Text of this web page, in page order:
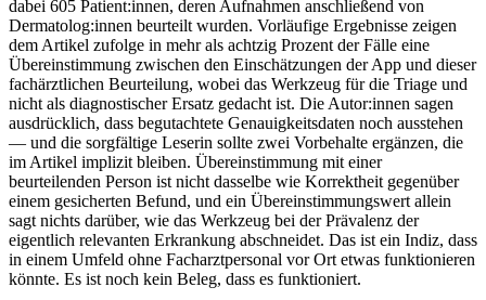
dabei 605 Patient:innen, deren Aufnahmen anschließend von
Dermatolog:innen beurteilt wurden. Vorläufige Ergebnisse zeigen
dem Artikel zufolge in mehr als achtzig Prozent der Fälle eine
Übereinstimmung zwischen den Einschätzungen der App und dieser
fachärztlichen Beurteilung, wobei das Werkzeug für die Triage und
nicht als diagnostischer Ersatz gedacht ist. Die Autor:innen sagen
ausdrücklich, dass begutachtete Genauigkeitsdaten noch ausstehen
— und die sorgfältige Leserin sollte zwei Vorbehalte ergänzen, die
im Artikel implizit bleiben. Übereinstimmung mit einer
beurteilenden Person ist nicht dasselbe wie Korrektheit gegenüber
einem gesicherten Befund, und ein Übereinstimmungswert allein
sagt nichts darüber, wie das Werkzeug bei der Prävalenz der
eigentlich relevanten Erkrankung abschneidet. Das ist ein Indiz, dass
in einem Umfeld ohne Facharztpersonal vor Ort etwas funktionieren
könnte. Es ist noch kein Beleg, dass es funktioniert.